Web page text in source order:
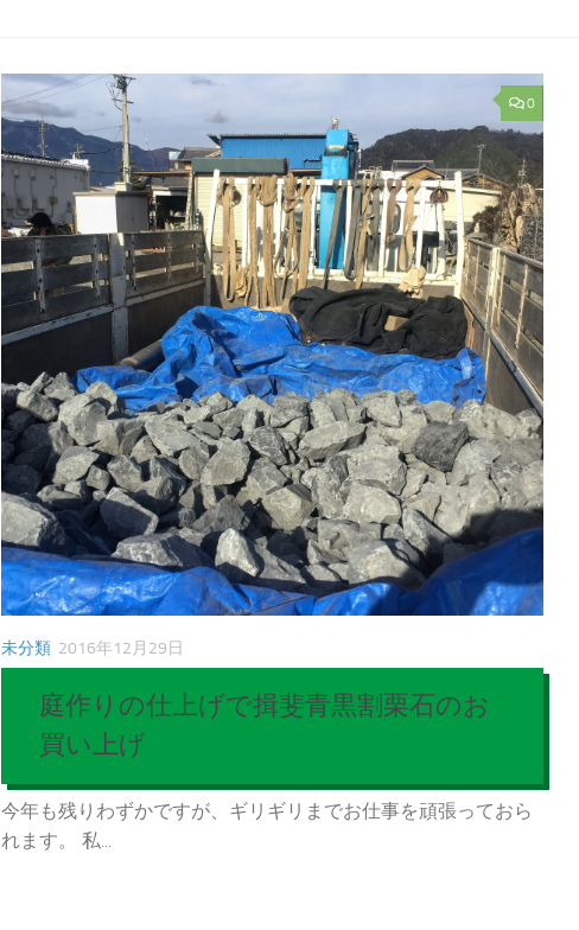
0
未分類 2016年12月29日
庭作りの仕上げで揖斐青黒割栗石のお
買い上げ
今年も残りわずかですが、ギリギリまでお仕事を頑張っておら
れます。 私...